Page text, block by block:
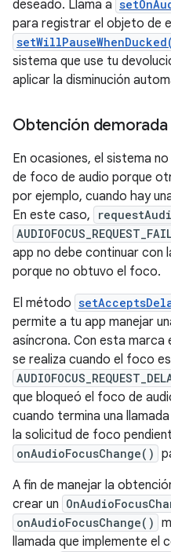
deseado. Llama a
para registrar el objeto de
sistema que use tu
aplicar la disminución
Obtención
En ocasiones, el sistema
de foco de audio porque
por ejemplo, cuando hay
En este caso,
app no debe continuar con
porque no obtuvo el foco.
El método
permite a tu app manejar
asíncrona. Con esta marca
se realiza cuando el foco
que bloqueó el foco de
cuando termina una
la solicitud de foco
onAudioFocusChange()
A fin de manejar la
crear un
onAudioFocusChange()
llamada que implemente el